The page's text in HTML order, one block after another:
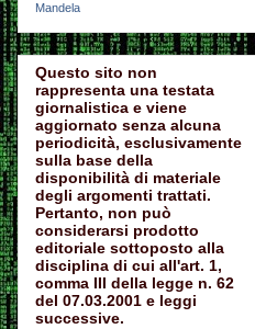
Mandela
Questo sito non
rappresenta una testata
giornalistica e viene
aggiornato senza alcuna
periodicità, esclusivamente
sulla base della
disponibilità di materiale
degli argomenti trattati.
Pertanto, non può
considerarsi prodotto
editoriale sottoposto alla
disciplina di cui all'art. 1,
comma III della legge n. 62
del 07.03.2001 e leggi
successive.